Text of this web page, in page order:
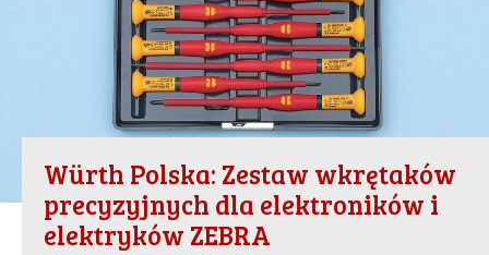
Würth Polska: Zestaw wkrętaków
precyzyjnych dla elektroników i
elektryków ZEBRA